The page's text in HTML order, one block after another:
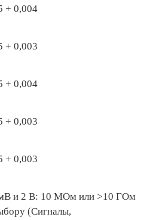
+ 0,004
+ 0,003
+ 0,004
+ 0,003
+ 0,003
и 2 В: 10 MОм или >10 ГОм
(Сигналы,